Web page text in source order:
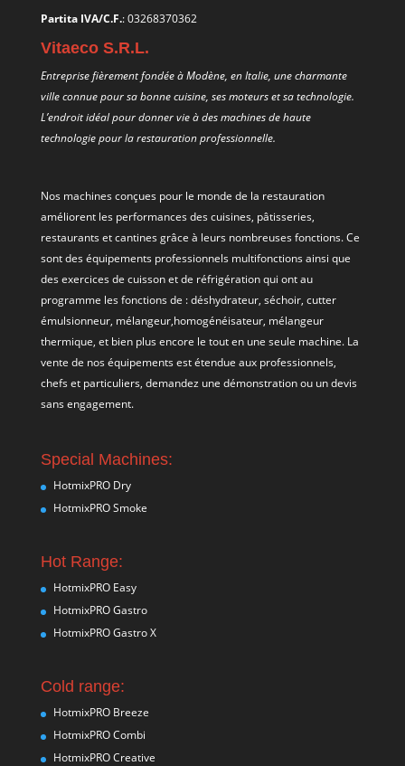
Partita IVA/C.F.: 03268370362
Vitaeco S.R.L.
Entreprise fièrement fondée à Modène, en Italie, une charmante
ville connue pour sa bonne cuisine, ses moteurs et sa technologie.
L’endroit idéal pour donner vie à des machines de haute
technologie pour la restauration professionnelle.
Nos machines conçues pour le monde de la restauration
améliorent les performances des cuisines, pâtisseries,
restaurants et cantines grâce à leurs nombreuses fonctions. Ce
sont des équipements professionnels multifonctions ainsi que
des exercices de cuisson et de réfrigération qui ont au
programme les fonctions de : déshydrateur, séchoir, cutter
émulsionneur, mélangeur,homogénéisateur, mélangeur
thermique, et bien plus encore le tout en une seule machine. La
vente de nos équipements est étendue aux professionnels,
chefs et particuliers, demandez une démonstration ou un devis
sans engagement.
Special Machines:
HotmixPRO Dry
HotmixPRO Smoke
Hot Range:
HotmixPRO Easy
HotmixPRO Gastro
HotmixPRO Gastro X
Cold range:
HotmixPRO Breeze
HotmixPRO Combi
HotmixPRO Creative